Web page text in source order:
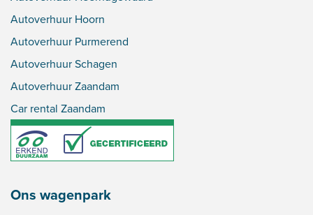
Autoverhuur Hoorn
Autoverhuur Purmerend
Autoverhuur Schagen
Autoverhuur Zaandam
Car rental Zaandam
Ons wagenpark